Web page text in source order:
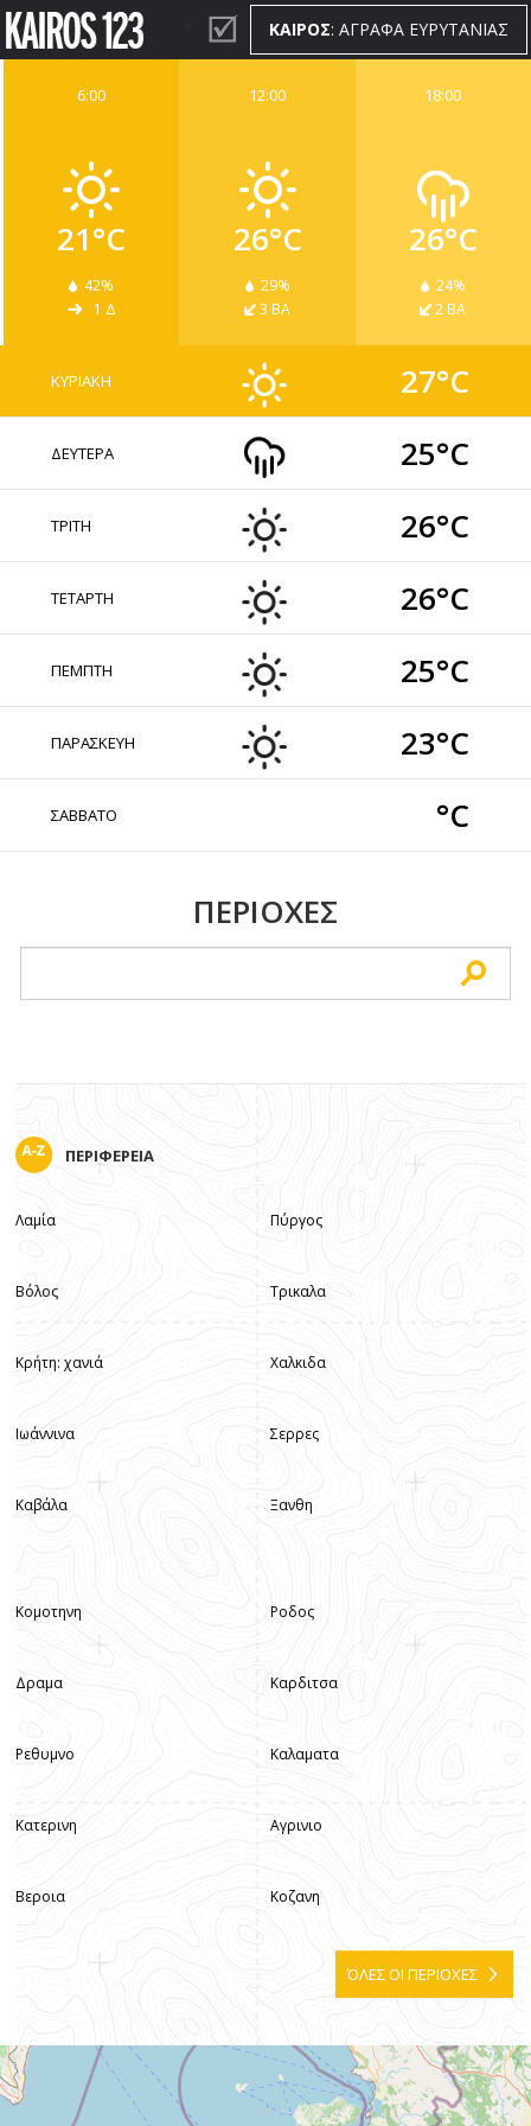
ΚΑΙΡΟΣ: ΑΓΡΑΦΑ ΕΥΡΥΤΑΝΙΑΣ
18:00
26°C
24%
2 ΒΑ
12:00
26°C
29%
3 ΒΑ
6:00
21°C
42%
1 Δ
ΚΥΡΙΑΚΗ 27°C
ΔΕΥΤΕΡΑ 25°C
ΤΡΙΤΗ 26°C
ΤΕΤΑΡΤΗ 26°C
ΠΕΜΠΤΗ 25°C
ΠΑΡΑΣΚΕΥΗ 23°C
ΣΑΒΒΑΤΟ °C
ΠΕΡΙΟΧΕΣ
ΠΕΡΙΦΕΡΕΙΑ
Λαμία
Βόλος
Κρήτη: χανιά
Ιωάννινα
Καβάλα
Πύργος
Τρικαλα
Χαλκιδα
Σερρες
Ξανθη
Κομοτηνη
Δραμα
Ρεθυμνο
Κατερινη
Βεροια
Ροδος
Καρδιτσα
Καλαματα
Αγρινιο
Κοζανη
ΌΛΕΣ ΟΙ ΠΕΡΙΟΧΕΣ